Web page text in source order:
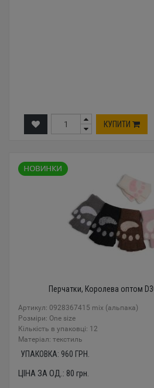
КУПИТИ
Перчатки, Королева оптом
Артикул: 0928367415 mix (альпака)
Розміри: One size
Кількість в упаковці: 12
Mатеріал: текстиль
УПАКОВКА: 960 ГРН.
ЦІНА ЗА ОД.: 80 грн.